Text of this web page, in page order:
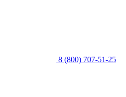
8 (800) 707-51-25